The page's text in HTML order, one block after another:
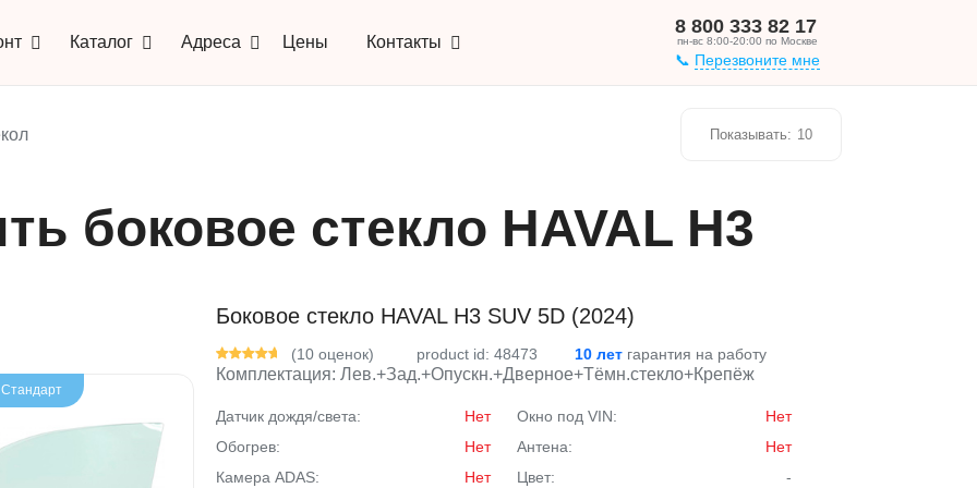
Каталог Адреса Цены Контакты
8 800 333 82 17
пн-вс 8:00-20:00 по Москве
Перезвоните мне
Показывать: 10
боковое стекло HAVAL H3
Стандарт
Боковое стекло HAVAL H3 SUV 5D (2024)
(10 оценок) product id: 48473 10 лет гарантия на работу
Комплектация: Лев.+Зад.+Опускн.+Дверное+Тёмн.стекло+Крепёж
Датчик дождя/света: Нет Окно под VIN:
Нет
Обогрев:
Нет Антена:
Нет
Камера ADAS:
Нет Цвет: -